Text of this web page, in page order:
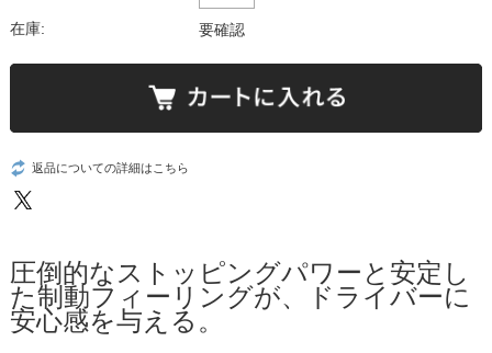
在庫: 要確認
返品についての詳細はこちら
圧倒的なストッピングパワーと安定し
た制動フィーリングが、ドライバーに
安心感を与える。